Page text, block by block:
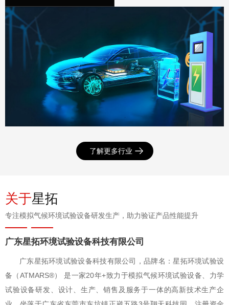
了解更多行业
关于星拓
专注模拟气候环境试验设备研发生产，助力验证产品性能提升
广东星拓环境试验设备科技有限公司
广东星拓环境试验设备科技有限公司，品牌名：星拓环境试验设
备（ATMARS®） 是一家20年+致力于模拟气候环境试验设备、力学
试验设备研发、设计、生产、销售及服务于一体的高新技术生产企